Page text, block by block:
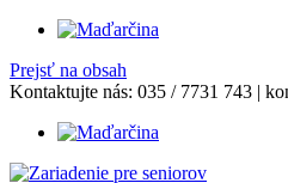
Prejsť na obsah
Kontaktujte nás: 035 / 7731 743 |